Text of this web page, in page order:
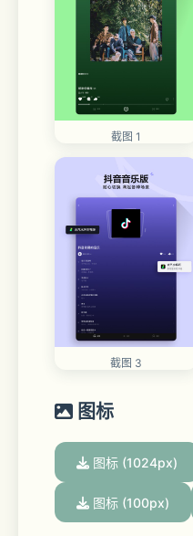
截图 1
截图 3
图标
图标 (1024px)
图标 (100px)